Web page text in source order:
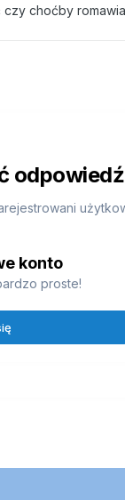
czy choćby
konto
proste!